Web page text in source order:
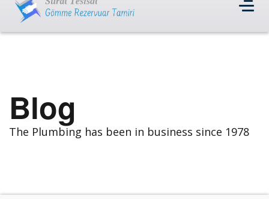
Blog
The Plumbing has been in business since 1978